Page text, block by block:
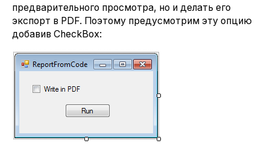
предварительного просмотра, но и делать его
экспорт в PDF. Поэтому предусмотрим эту опцию
добавив CheckBox: